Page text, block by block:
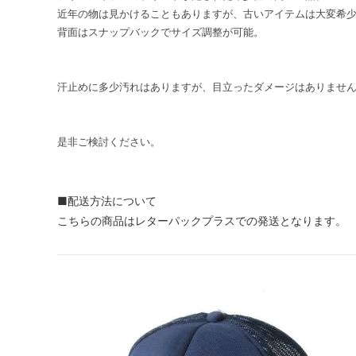
近年の物は見かけることもありますが、古いアイテムは大変希少
背面はスナップバックでサイズ調整が可能。
汗止めに多少汚れはありますが、目立ったダメージはありませ
是非ご検討ください。
■配送方法について
こちらの商品はレターパックプラスでの発送となります。